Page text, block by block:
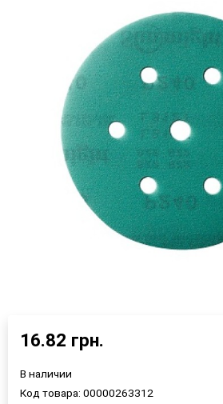
Выберите язык
16.82 грн.
В наличии
Код товара: 00000263312